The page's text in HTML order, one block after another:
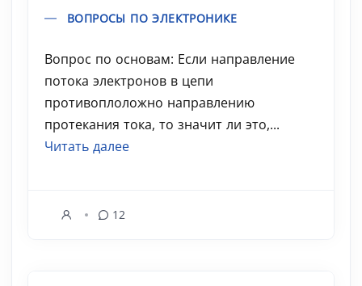
ВОПРОСЫ ПО ЭЛЕКТРОНИКЕ
Вопрос по основам: Если направление
потока электронов в цепи
противоплоложно направлению
протекания тока, то значит ли это,...
Читать далее
12